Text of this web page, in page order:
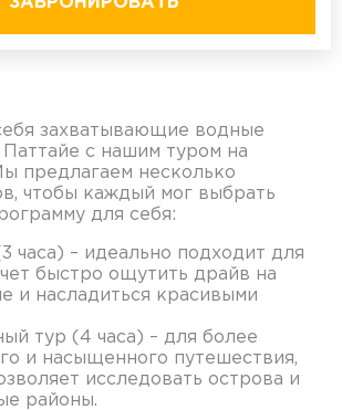
захватывающие водные
с нашим туром на
предлагаем несколько
чтобы каждый мог выбрать
для себя:
часа) – идеально подходит для
быстро ощутить драйв на
и насладиться красивыми
тур (4 часа) – для более
и насыщенного путешествия,
исследовать острова и
районы.